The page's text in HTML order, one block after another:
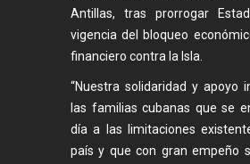
Antillas, tras prorrogar
vigencia del bloqueo
financiero contra la Isla.
“Nuestra solidaridad y apoyo
las familias cubanas que se
día a las limitaciones
país y que con gran empeño